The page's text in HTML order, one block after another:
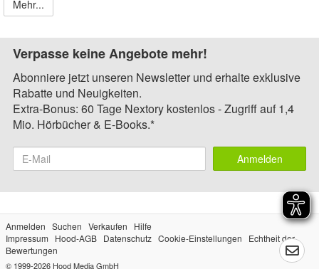
Mehr...
Verpasse keine Angebote mehr!
Abonniere jetzt unseren Newsletter und erhalte exklusive
Rabatte und Neuigkeiten.
Extra-Bonus: 60 Tage Nextory kostenlos - Zugriff auf 1,4
Mio. Hörbücher & E-Books.*
Anmelden
Anmelden Suchen Verkaufen
Hilfe
Impressum
Hood-AGB Datenschutz Cookie-Einstellungen
Echtheit der
Bewertungen
© 1999-2026 Hood Media GmbH